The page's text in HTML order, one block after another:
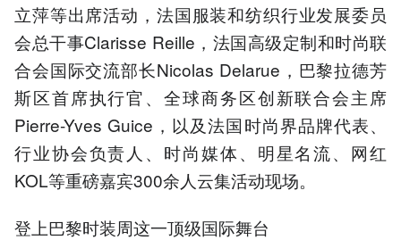
立萍等出席活动，法国服装和纺织行业发展委员
会总干事Clarisse Reille，法国高级定制和时尚联
合会国际交流部长Nicolas Delarue，巴黎拉德芳
斯区首席执行官、全球商务区创新联合会主席
Pierre-Yves Guice，以及法国时尚界品牌代表、
行业协会负责人、时尚媒体、明星名流、网红
KOL等重磅嘉宾300余人云集活动现场。
登上巴黎时装周这一顶级国际舞台